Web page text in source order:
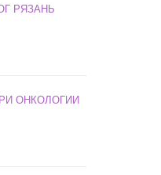
РЯЗАНЬ
ОНКОЛОГИИ